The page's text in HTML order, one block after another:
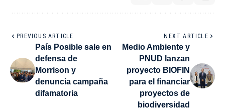
PREVIOUS ARTICLE
País Posible sale en
defensa de
Morrison y
denuncia campaña
difamatoria
NEXT ARTICLE
Medio Ambiente y
PNUD lanzan
proyecto BIOFIN
para el financiar
proyectos de
biodiversidad